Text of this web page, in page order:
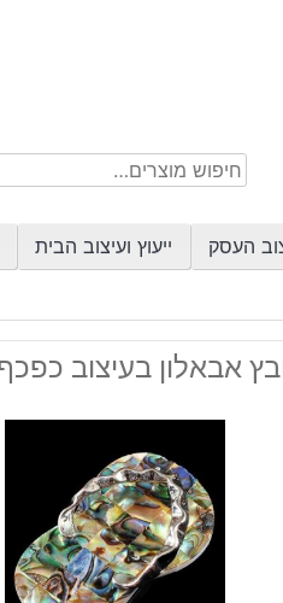
חיפוש
עבור:
העסק ייעוץ ועיצוב הבית
אבאלון בעיצוב